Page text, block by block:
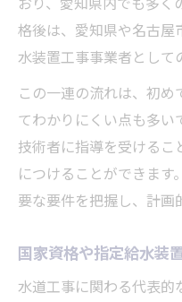
性
受験資格や講
活かす
主任技術者資
ック
実務経験が給
役割
指す
水道工事の国家資
おり、愛知県内でも多
格後は、愛知県や名古
水装置工事事業者として
この一連の流れは、初
てわかりにくい点も多
技術者に指導を受ける
につけることができま
要な要件を把握し、計画
国家資格や指定給水装
水道工事に関わる代表